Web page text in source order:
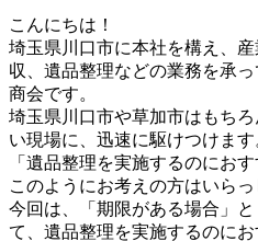
こんにちは！
埼玉県川口市に本社を構え、
収、遺品整理などの業務を承
商会です。
埼玉県川口市や草加市はもち
い現場に、迅速に駆けつけます
「遺品整理を実施するのにお
このようにお考えの方はいら
今回は、「期限がある場合」
て、遺品整理を実施するのに